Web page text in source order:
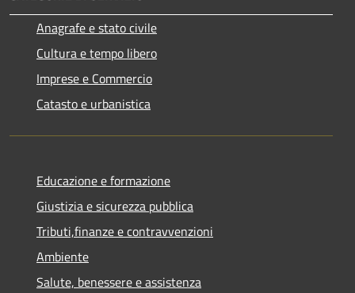
Anagrafe e stato civile
Cultura e tempo libero
Imprese e Commercio
Catasto e urbanistica
Educazione e formazione
Giustizia e sicurezza pubblica
Tributi,finanze e contravvenzioni
Ambiente
Salute, benessere e assistenza